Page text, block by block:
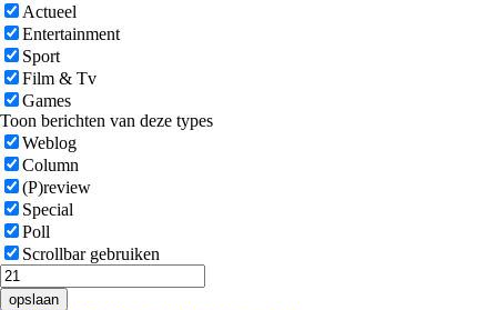
Actueel
Entertainment
Sport
Film & Tv
Games
Toon berichten van deze types
Weblog
Column
(P)review
Special
Poll
Scrollbar gebruiken
opslaan